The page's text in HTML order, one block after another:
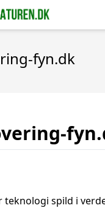
fyn.dk
teknologi spild i